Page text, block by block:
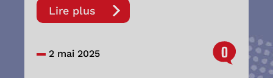
Lire plus
2 mai 2025 0